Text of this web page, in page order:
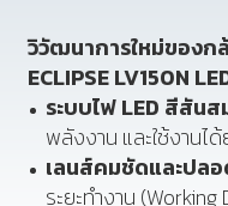
วิวัฒนาการใหม่ของก
ECLIPSE LV150N
ระบบไฟLED สีสันส
พลังงาน และใช้งานไ
เลนส์คมชัดและปล
ระยะทำงาน